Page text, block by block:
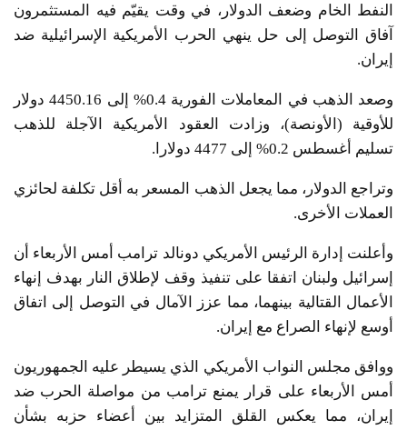
النفط الخام وضعف الدولار، في وقت يقيّم فيه المستثمرون
آفاق التوصل ‌إلى حل ينهي الحرب الأمريكية الإسرائيلية ضد
إيران.
وصعد الذهب في المعاملات الفورية 0.4% إلى 4450.16 دولار
للأوقية (الأونصة)، وزادت العقود الأمريكية الآجلة للذهب
تسليم أغسطس 0.2% إلى 4477 دولارا.
وتراجع الدولار، مما يجعل الذهب المسعر به أقل تكلفة لحائزي
العملات الأخرى.
وأعلنت إدارة الرئيس الأمريكي دونالد ترامب أمس الأربعاء أن
إسرائيل ولبنان اتفقا على تنفيذ وقف لإطلاق النار بهدف إنهاء
الأعمال القتالية بينهما، مما عزز الآمال في التوصل إلى اتفاق
أوسع لإنهاء الصراع مع إيران.
ووافق مجلس النواب ‌الأمريكي الذي يسيطر عليه الجمهوريون
أمس الأربعاء على قرار يمنع ترامب من مواصلة الحرب ضد
إيران، مما يعكس القلق المتزايد بين أعضاء حزبه بشأن